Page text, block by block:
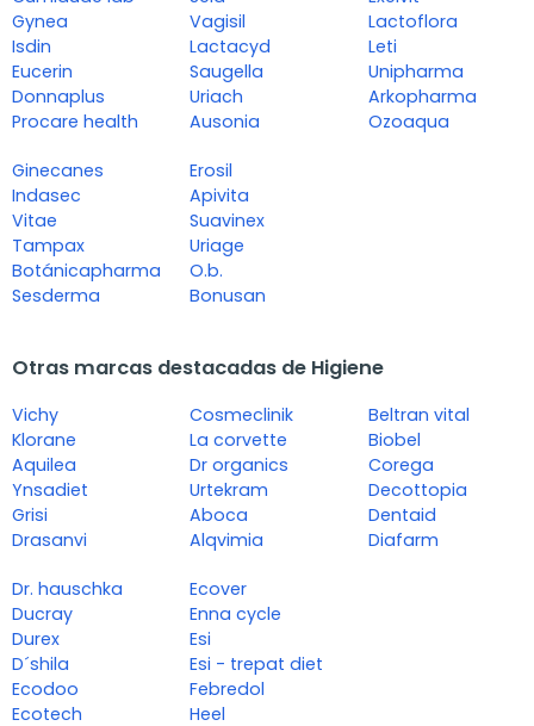
Gynea
Isdin
Eucerin
Donnaplus
Procare health
Vagisil
Lactacyd
Saugella
Uriach
Ausonia
Lactoflora
Leti
Unipharma
Arkopharma
Ozoaqua
Ginecanes
Indasec
Vitae
Tampax
Botánicapharma
Sesderma
Erosil
Apivita
Suavinex
Uriage
O.b.
Bonusan
Otras marcas destacadas de Higiene
Vichy
Klorane
Aquilea
Ynsadiet
Grisi
Drasanvi
Cosmeclinik
La corvette
Dr organics
Urtekram
Aboca
Alqvimia
Beltran vital
Biobel
Corega
Decottopia
Dentaid
Diafarm
Dr. hauschka
Ducray
Durex
D´shila
Ecodoo
Ecotech
Ecover
Enna cycle
Esi
Esi - trepat diet
Febredol
Heel